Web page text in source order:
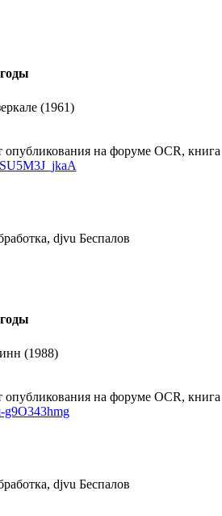
(1961)
на форуме OCR, книга
djvu Беспалов
(1988)
на форуме OCR, книга
g9O343hmg
djvu Беспалов